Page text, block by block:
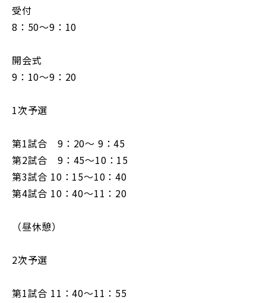
受付
8：50～9：10
開会式
9：10～9：20
1次予選
第1試合 9：20～ 9：45
第2試合 9：45～10：15
第3試合 10：15～10：40
第4試合 10：40～11：20
（昼休憩）
2次予選
第1試合 11：40～11：55